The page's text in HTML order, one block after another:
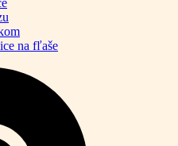
na fľaše